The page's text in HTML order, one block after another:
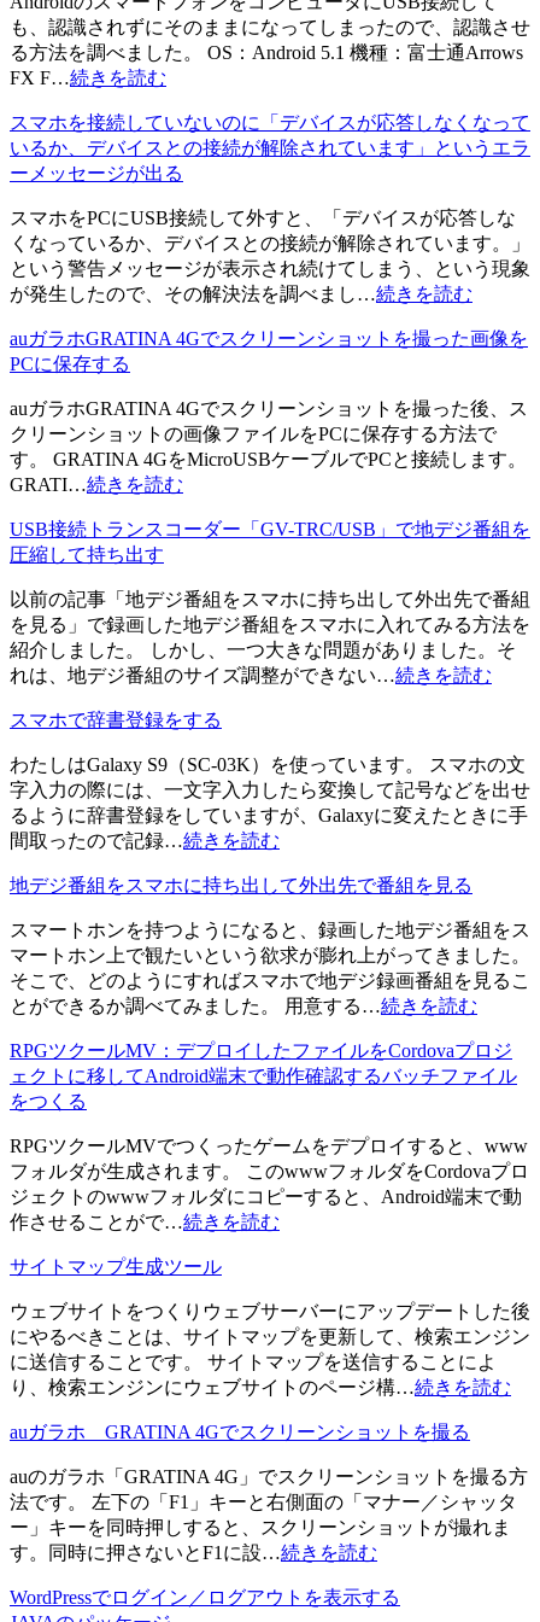
も、認識されずにそのままになってしまったので、認識させ
る方法を調べました。 OS：Android 5.1 機種：富士通Arrows
FX F…続きを読む
スマホを接続していないのに「デバイスが応答しなくなって
いるか、デバイスとの接続が解除されています」というエラ
ーメッセージが出る
スマホをPCにUSB接続して外すと、「デバイスが応答しな
くなっているか、デバイスとの接続が解除されています。」
という警告メッセージが表示され続けてしまう、という現象
が発生したので、その解決法を調べまし…続きを読む
auガラホGRATINA 4Gでスクリーンショットを撮った画像を
PCに保存する
auガラホGRATINA 4Gでスクリーンショットを撮った後、ス
クリーンショットの画像ファイルをPCに保存する方法で
す。 GRATINA 4GをMicroUSBケーブルでPCと接続します。
GRATI…続きを読む
USB接続トランスコーダー「GV-TRC/USB」で地デジ番組を
圧縮して持ち出す
以前の記事「地デジ番組をスマホに持ち出して外出先で番組
を見る」で録画した地デジ番組をスマホに入れてみる方法を
紹介しました。 しかし、一つ大きな問題がありました。そ
れは、地デジ番組のサイズ調整ができない…続きを読む
スマホで辞書登録をする
わたしはGalaxy S9（SC-03K）を使っています。 スマホの文
字入力の際には、一文字入力したら変換して記号などを出せ
るように辞書登録をしていますが、Galaxyに変えたときに手
間取ったので記録…続きを読む
地デジ番組をスマホに持ち出して外出先で番組を見る
スマートホンを持つようになると、録画した地デジ番組をス
マートホン上で観たいという欲求が膨れ上がってきました。
そこで、どのようにすればスマホで地デジ録画番組を見るこ
とができるか調べてみました。 用意する…続きを読む
RPGツクールMV：デプロイしたファイルをCordovaプロジ
ェクトに移してAndroid端末で動作確認するバッチファイル
をつくる
RPGツクールMVでつくったゲームをデプロイすると、www
フォルダが生成されます。 このwwwフォルダをCordovaプロ
ジェクトのwwwフォルダにコピーすると、Android端末で動
作させることがで…続きを読む
サイトマップ生成ツール
ウェブサイトをつくりウェブサーバーにアップデートした後
にやるべきことは、サイトマップを更新して、検索エンジン
に送信することです。 サイトマップを送信することによ
り、検索エンジンにウェブサイトのページ構…続きを読む
auガラホ GRATINA 4Gでスクリーンショットを撮る
auのガラホ「GRATINA 4G」でスクリーンショットを撮る方
法です。 左下の「F1」キーと右側面の「マナー／シャッタ
ー」キーを同時押しすると、スクリーンショットが撮れま
す。同時に押さないとF1に設…続きを読む
WordPressでログイン／ログアウトを表示する